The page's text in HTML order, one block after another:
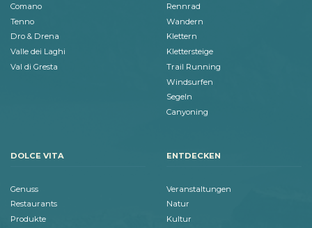
Comano
Tenno
Dro & Drena
Valle dei Laghi
Val di Gresta
Rennrad
Wandern
Klettern
Klettersteige
Trail Running
Windsurfen
Segeln
Canyoning
DOLCE VITA
Genuss
Restaurants
Produkte
ENTDECKEN
Veranstaltungen
Natur
Kultur